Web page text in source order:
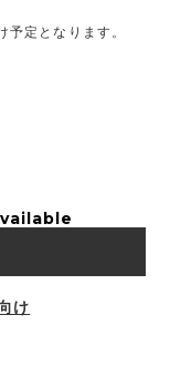
定となります。
け